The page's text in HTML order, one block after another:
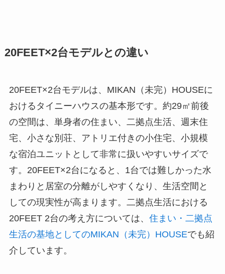
20FEET×2台モデルとの違い
20FEET×2台モデルは、MIKAN（未完）HOUSEに
おけるタイニーハウスの基本形です。約29㎡前後
の空間は、単身者の住まい、二拠点生活、週末住
宅、小さな別荘、アトリエ付きの小住宅、小規模
な宿泊ユニットとして非常に扱いやすいサイズで
す。20FEET×2台になると、1台では難しかった水
まわりと居室の分離がしやすくなり、生活空間と
しての現実性が高まります。二拠点生活における
20FEET 2台の考え方については、 住まい・二拠点
生活の基地としてのMIKAN（未完）HOUSEでも紹
介しています。